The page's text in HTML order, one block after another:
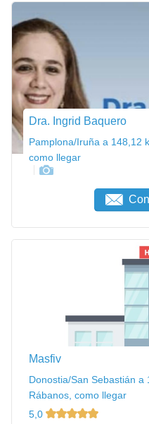
Dra. Ingrid Baquero
Pamplona/Iruña a 148,12
como llegar
Masfiv
Donostia/San Sebastián
Rábanos, como llegar
5,0